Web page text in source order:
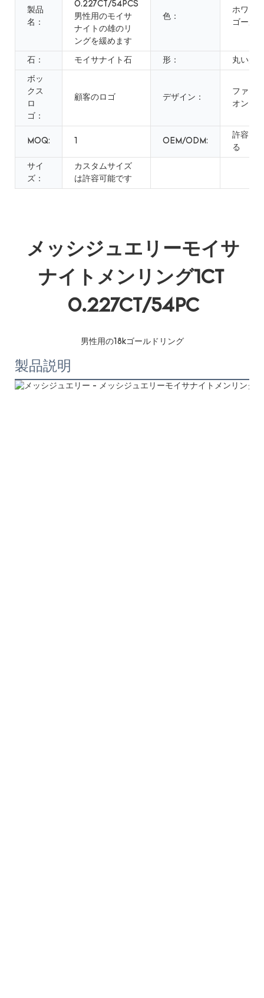
製品
名：
0.227CT/54PCS
男性用のモイサ
ナイトの雄のリ
ングを緩めます
色：
ホワイ
ゴール
石： モイサナイト石 形： 丸い形
ボッ
クス
ロ
ゴ：
顧客のロゴ デザイン：
ファン
オン
MOQ: OEM/ODM:
許容で
る
サイ
ズ：
カスタムサイズ
は許容可能です
メッシジュエリーモイサ
ナイトメンリング1CT
0.227CT/54PC
製品説明